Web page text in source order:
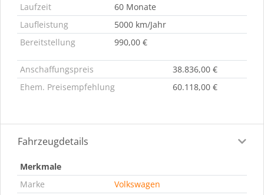
Laufzeit
60 Monate
Laufleistung
5000 km/Jahr
Bereitstellung
990,00 €
Anschaffungspreis
38.836,00 €
Ehem. Preisempfehlung
60.118,00 €
Fahrzeugdetails
Merkmale
Marke
Volkswagen